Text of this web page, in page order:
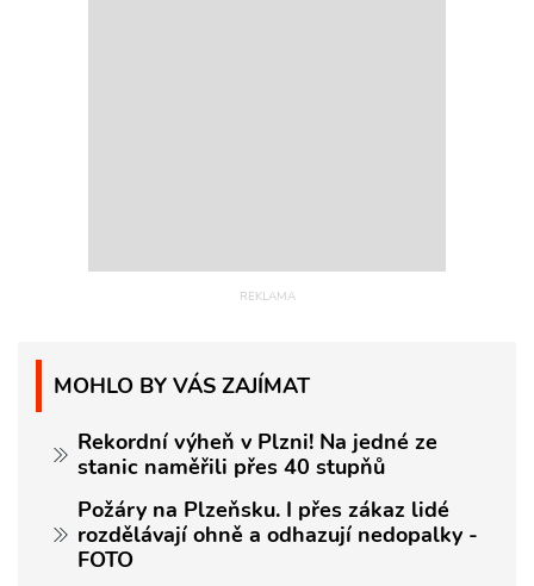
MOHLO BY VÁS ZAJÍMAT
Rekordní výheň v Plzni! Na jedné ze
stanic naměřili přes 40 stupňů
Požáry na Plzeňsku. I přes zákaz lidé
rozdělávají ohně a odhazují nedopalky -
FOTO